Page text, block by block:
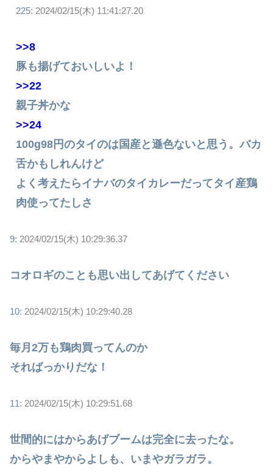
225: 2024/02/15(木) 11:41:27.20
>>8
豚も揚げておいしいよ！
>>22
親子丼かな
>>24
100g98円のタイのは国産と遜色ないと思う。バカ
舌かもしれんけど
よく考えたらイナバのタイカレーだってタイ産鶏
肉使ってたしさ
9: 2024/02/15(木) 10:29:36.37
コオロギのことも思い出してあげてください
10: 2024/02/15(木) 10:29:40.28
毎月2万も鶏肉買ってんのか
そればっかりだな！
11: 2024/02/15(木) 10:29:51.68
世間的にはからあげブームは完全に去ったな。
からやまやからよしも、いまやガラガラ。